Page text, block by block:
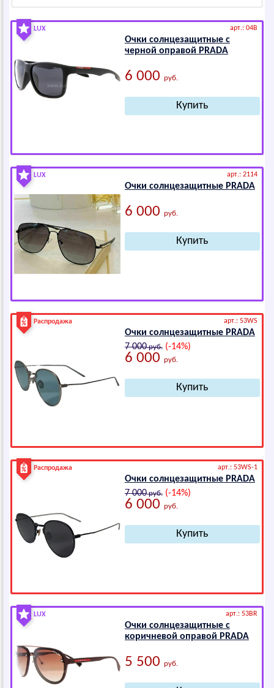
LUX арт.: 04B
Очки солнцезащитные с
черной оправой РRАDА
6 000 руб.
LUX арт.: 2114
Очки солнцезащитные РRАDА
6 000 руб.
Распродажа арт.: 53WS
Очки солнцезащитные РRАDА
7 000руб.(-14%)
6 000 руб.
Распродажа арт.: 53WS-1
Очки солнцезащитные РRАDА
7 000руб.(-14%)
6 000 руб.
LUX арт.: 53BR
Очки солнцезащитные с
коричневой оправой РRАDА
5 500 руб.